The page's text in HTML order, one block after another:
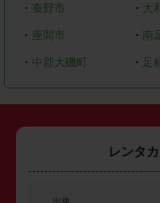
・ 秦野市 ・ 大
・ 座間市 ・ 南
・ 中郡大磯町 ・ 足
レンタ